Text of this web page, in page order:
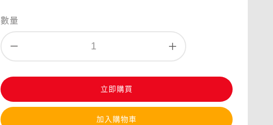
數量
立即購買
加入購物車